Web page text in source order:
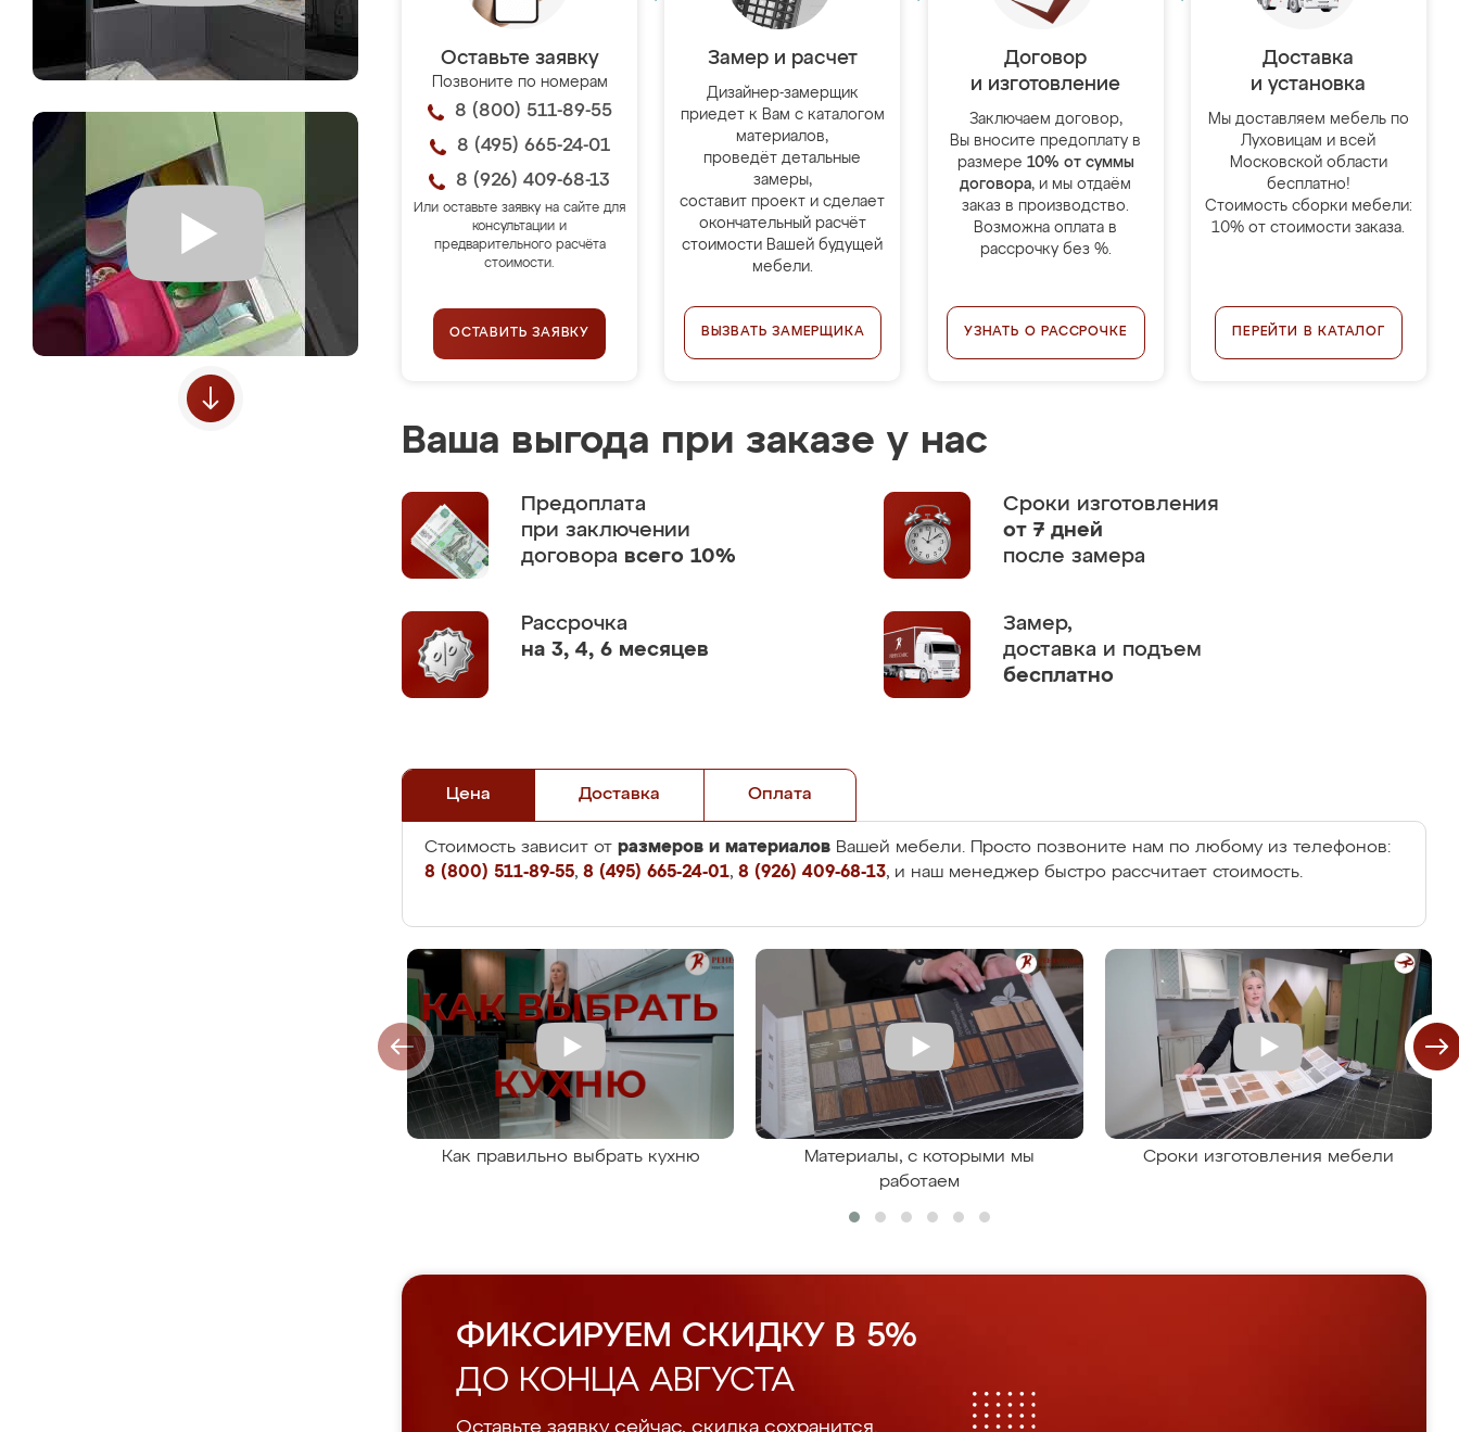
Оставьте заявку
Позвоните по номерам
8 (800) 511-89-55
8 (495) 665-24-01
8 (926) 409-68-13
Или оставьте заявку на сайте для
консультации и
предварительного расчёта
стоимости.
ОСТАВИТЬ ЗАЯВКУ
Замер и расчет
Дизайнер-замерщик
приедет к Вам с каталогом
материалов,
проведёт детальные
замеры,
составит проект и сделает
окончательный расчёт
стоимости Вашей будущей
мебели.
ВЫЗВАТЬ ЗАМЕРЩИКА
Договор
и изготовление
Заключаем договор,
Вы вносите предоплату в
размере 10% от суммы
договора, и мы отдаём
заказ в производство.
Возможна оплата в
рассрочку без %.
УЗНАТЬ О РАССРОЧКЕ
Доставка
и установка
Мы доставляем мебель по
Луховицам и всей
Московской области
бесплатно!
Стоимость сборки мебели:
10% от стоимости заказа.
ПЕРЕЙТИ В КАТАЛОГ
Ваша выгода при заказе у нас
Предоплата
при заключении
договора всего 10%
Сроки изготовления
от 7 дней
после замера
Рассрочка
на 3, 4, 6 месяцев
Замер,
доставка и подъем
бесплатно
Цена Доставка Оплата
Стоимость зависит от размеров и материалов Вашей мебели. Просто позвоните нам по любому из телефонов:
8 (800) 511-89-55, 8 (495) 665-24-01, 8 (926) 409-68-13, и наш менеджер быстро рассчитает стоимость.
Как правильно выбрать кухню
Материалы, с которыми мы
работаем
Сроки изготовления мебели
ФИКСИРУЕМ СКИДКУ В 5%
ДО КОНЦА АВГУСТА
Оставьте заявку сейчас, скидка сохранится.